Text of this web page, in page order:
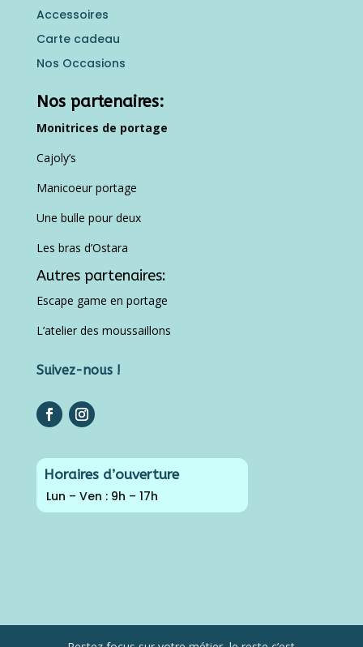
Accessoires
Carte cadeau
Nos Occasions
Nos partenaires:
Monitrices de portage
Cajoly’s
Manicoeur portage
Une bulle pour deux
Les bras d’Ostara
Autres partenaires:
Escape game en portage
L’atelier des moussaillons
Suivez-nous !
Horaires d’ouverture
Lun – Ven : 9h – 17h